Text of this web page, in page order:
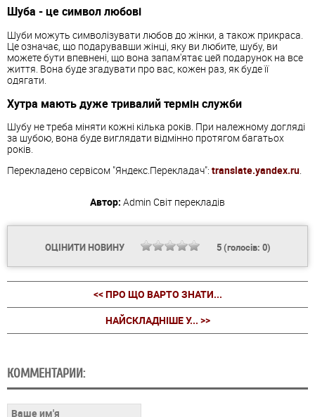
Шуба - це символ любові
Шуби можуть символізувати любов до жінки, а також прикраса.
Це означає, що подарувавши жінці, яку ви любите, шубу, ви
можете бути впевнені, що вона запам'ятає цей подарунок на все
життя. Вона буде згадувати про вас, кожен раз, як буде її
одягати.
Хутра мають дуже тривалий термін служби
Шубу не треба міняти кожні кілька років. При належному догляді
за шубою, вона буде виглядати відмінно протягом багатьох
років.
Перекладено сервісом "Яндекс.Перекладач": translate.yandex.ru.
Автор: Admin Світ перекладів
ОЦІНИТИ НОВИНУ 5(голосів: 0)
<< ПРО ЩО ВАРТО ЗНАТИ...
НАЙСКЛАДНІШЕ У... >>
КОММЕНТАРИИ: